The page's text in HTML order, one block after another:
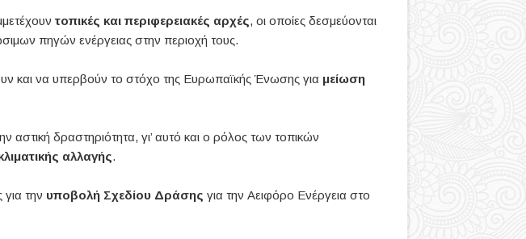
τοπικές και περιφερειακές αρχές, οι οποίες δεσμεύονται
πηγών ενέργειας στην περιοχή τους.
και να υπερβούν το στόχο της Ευρωπαϊκής Ένωσης για μείωση
δραστηριότητα, γι’ αυτό και ο ρόλος των τοπικών
αλλαγής.
την υποβολή Σχεδίου Δράσης για την Αειφόρο Ενέργεια στο